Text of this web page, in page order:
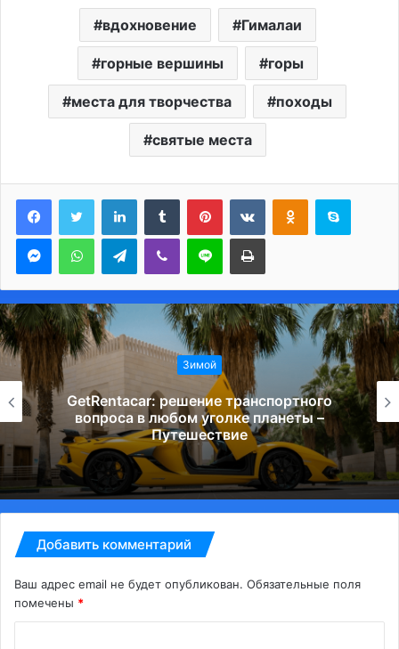
вдохновение Гималаи
горные вершины горы
места для творчества походы
святые места
LinkedInTumblr PinterestВконтактеОдноклассники
Skype
MessengerWhatsAppTelegramViber Line Печатать
Зимой
GetRentacar: решение транспортного
вопроса в любом уголке планеты –
Путешествие
Добавить комментарий
Ваш адрес email не будет опубликован. Обязательные поля
помечены *